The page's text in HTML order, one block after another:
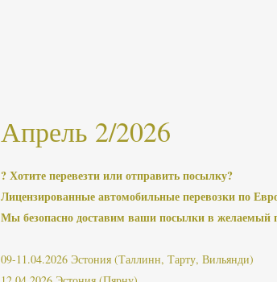
Апрель 2/2026
? Хотите перевезти или отправить посылку?
Лицензированные автомобильные перевозки по
Мы безопасно доставим ваши посылки в желаемый
09-11.04.2026 Эстония (Таллинн, Тарту, Вильянди)